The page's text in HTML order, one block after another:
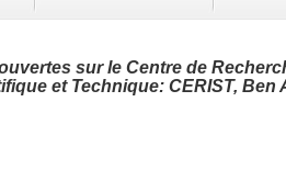
sur le Centre de
et Technique: CERIST, Ben